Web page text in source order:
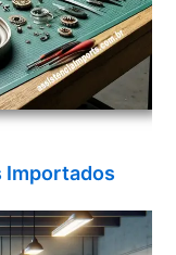
Importados